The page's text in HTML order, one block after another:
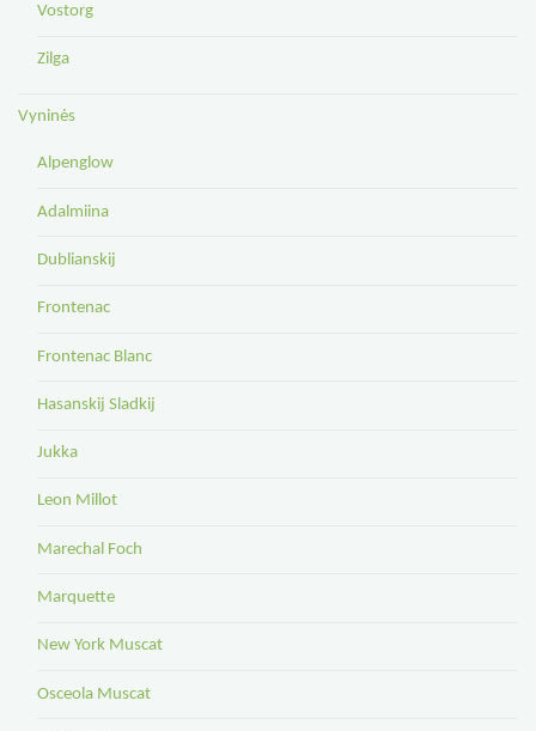
Vostorg
Zilga
Vyninės
Alpenglow
Adalmiina
Dublianskij
Frontenac
Frontenac Blanc
Hasanskij Sladkij
Jukka
Leon Millot
Marechal Foch
Marquette
New York Muscat
Osceola Muscat